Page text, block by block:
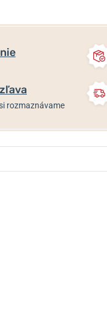
rozmaznávame